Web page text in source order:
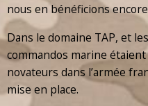
nous en bénéficions
Dans le domaine TAP, et
commandos marine
novateurs dans l’armée
mise en place.